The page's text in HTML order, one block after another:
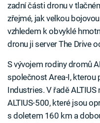
zadní části dronu v
zřejmé, jak velkou
vzhledem k obvyklé
dronu ji server The Drive
S vývojem rodiny dromů
společnost Area-I, kterou
Industries. V řadě
ALTIUS-500, které jsou
s doletem 160 km a